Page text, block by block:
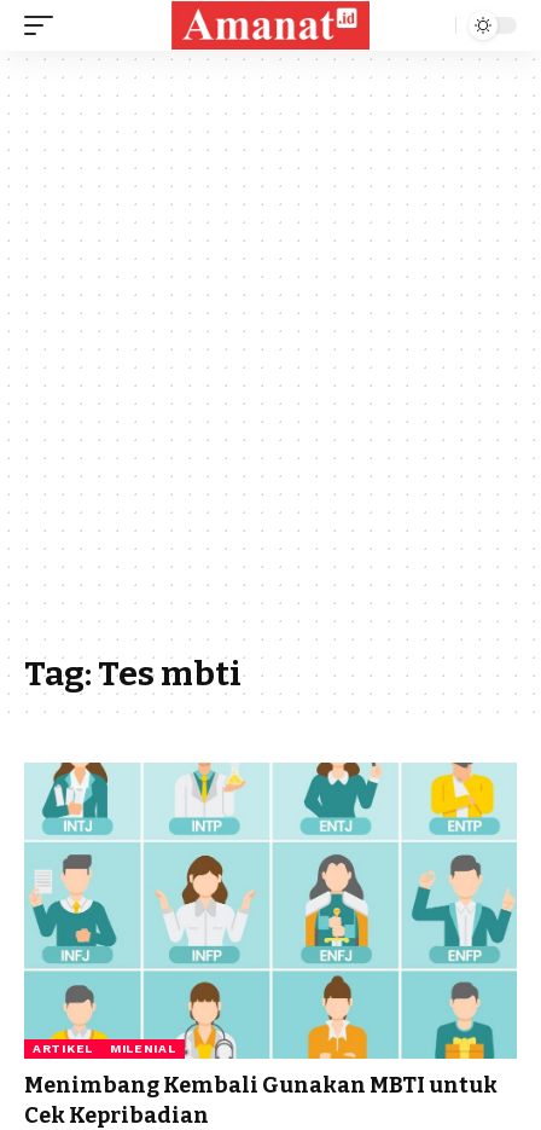
Tag:Tes mbti
ARTIKEL MILENIAL
Menimbang Kembali Gunakan MBTI untuk
Cek Kepribadian